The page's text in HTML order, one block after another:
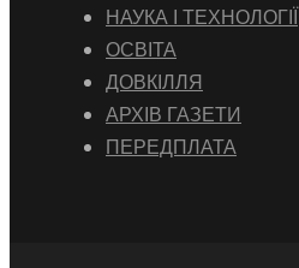
НАУКА І ТЕХНОЛОГІЇ
ОСВІТА
ДОВКІЛЛЯ
АРХІВ ГАЗЕТИ
ПЕРЕДПЛАТА